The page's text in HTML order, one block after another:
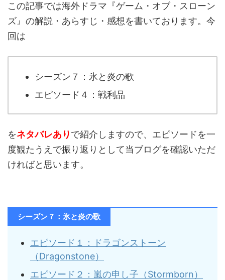
この記事では海外ドラマ『ゲーム・オブ・スローン
ズ』の解説・あらすじ・感想を書いております。今
回は
シーズン７：氷と炎の歌
エピソード４：戦利品
をネタバレありで紹介しますので、エピソードを一
度観たうえで振り返りとして当ブログを確認いただ
ければと思います。
シーズン７：氷と炎の歌
エピソード１：ドラゴンストーン
（Dragonstone）
エピソード２：嵐の申し子（Stormborn）